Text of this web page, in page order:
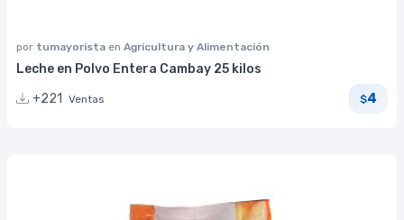
por tumayorista en Agricultura y Alimentación
Leche en Polvo Entera Cambay 25 kilos
+221
Ventas $4